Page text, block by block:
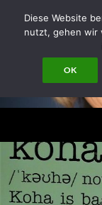
InhaltDiese Website
nutzt, gehen wir
OK